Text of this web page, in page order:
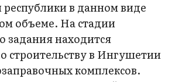
республики в данном виде
объеме. На стадии
задания находится
строительству в Ингушетии
комплексов.